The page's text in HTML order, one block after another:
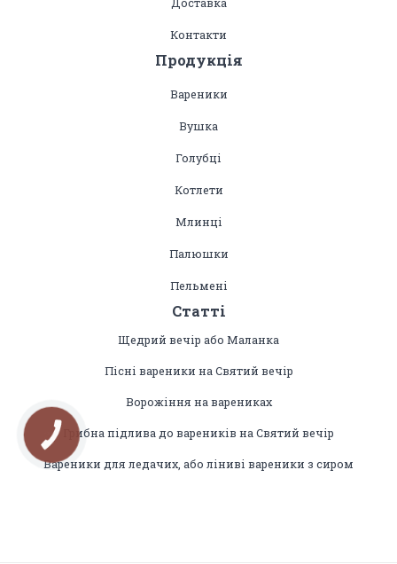
Контакти
Продукція
Вареники
Вушка
Голубці
Котлети
Млинці
Палюшки
Пельмені
Статті
Щедрий вечір або Маланка
Пісні вареники на Святий вечір
Ворожіння на варениках
Грибна підлива до вареників на Святий вечір
Вареники для ледачих, або ліниві вареники з сиром
КНОПКА
ЗВ'ЯЗКУ